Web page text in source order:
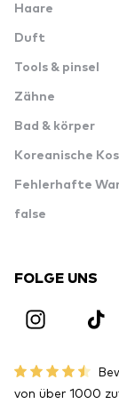
Haare
Duft
Tools & pinsel
Zähne
Bad & körper
Koreanische
Fehlerhafte
false
FOLGE UNS
von über 1000